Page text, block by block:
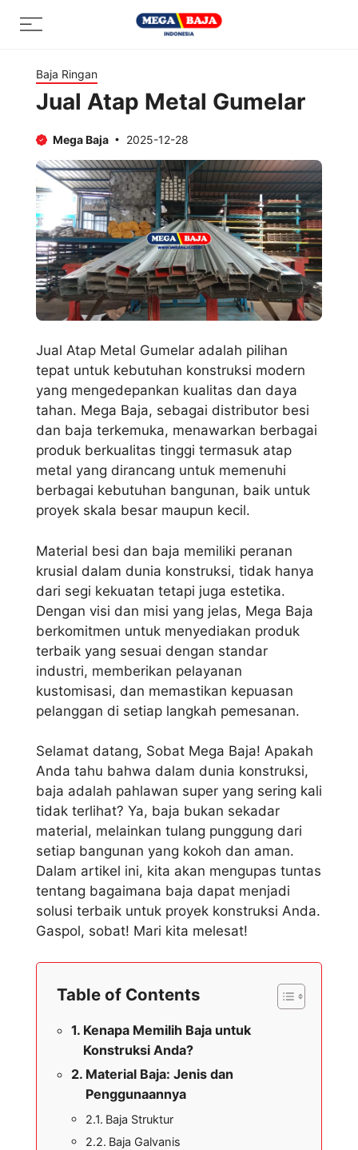
Menu
Baja Ringan
Jual Atap Metal Gumelar
Mega Baja 2025-12-28
Jual Atap Metal Gumelar adalah pilihan
tepat untuk kebutuhan konstruksi modern
yang mengedepankan kualitas dan daya
tahan. Mega Baja, sebagai distributor besi
dan baja terkemuka, menawarkan berbagai
produk berkualitas tinggi termasuk atap
metal yang dirancang untuk memenuhi
berbagai kebutuhan bangunan, baik untuk
proyek skala besar maupun kecil.
Material besi dan baja memiliki peranan
krusial dalam dunia konstruksi, tidak hanya
dari segi kekuatan tetapi juga estetika.
Dengan visi dan misi yang jelas, Mega Baja
berkomitmen untuk menyediakan produk
terbaik yang sesuai dengan standar
industri, memberikan pelayanan
kustomisasi, dan memastikan kepuasan
pelanggan di setiap langkah pemesanan.
Selamat datang, Sobat Mega Baja! Apakah
Anda tahu bahwa dalam dunia konstruksi,
baja adalah pahlawan super yang sering kali
tidak terlihat? Ya, baja bukan sekadar
material, melainkan tulang punggung dari
setiap bangunan yang kokoh dan aman.
Dalam artikel ini, kita akan mengupas tuntas
tentang bagaimana baja dapat menjadi
solusi terbaik untuk proyek konstruksi Anda.
Gaspol, sobat! Mari kita melesat!
Table of Contents
Kenapa Memilih Baja untuk
Konstruksi Anda?
Material Baja: Jenis dan
Penggunaannya
Baja Struktur
Baja Galvanis